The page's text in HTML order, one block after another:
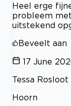
Heel erge
probleem
uitstekend
Beveelt aan
17 June
Tessa Rosloot
Hoorn